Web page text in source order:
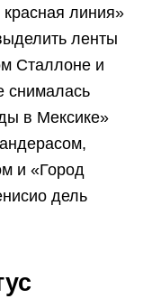
линия»
ленты
Сталлоне и
снималась
в Мексике»
и «Город
дель